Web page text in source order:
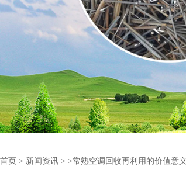
首页 > 新闻资讯 > >常熟空调回收再利用的价值意